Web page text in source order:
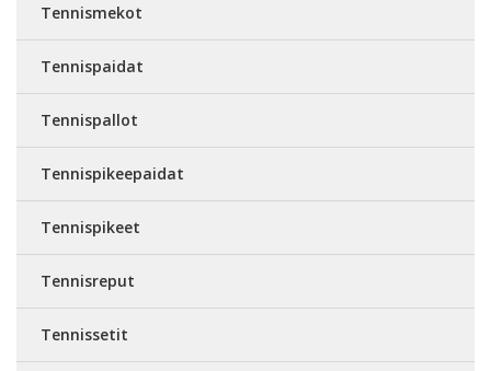
Tennismekot
Tennispaidat
Tennispallot
Tennispikeepaidat
Tennispikeet
Tennisreput
Tennissetit